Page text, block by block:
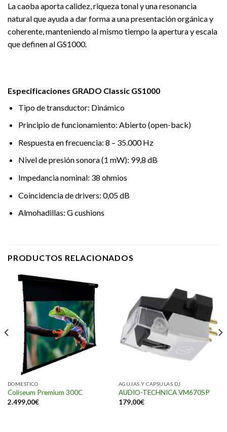
La caoba aporta calidez, riqueza tonal y una resonancia
natural que ayuda a dar forma a una presentación orgánica y
coherente, manteniendo al mismo tiempo la apertura y escala
que definen al GS1000.
Especificaciones GRADO Classic GS1000
Tipo de transductor: Dinámico
Principio de funcionamiento: Abierto (open-back)
Respuesta en frecuencia: 8 – 35.000 Hz
Nivel de presión sonora (1 mW): 99,8 dB
Impedancia nominal: 38 ohmios
Coincidencia de drivers: 0,05 dB
Almohadillas: G cushions
PRODUCTOS RELACIONADOS
DOMESTICO
Coliseum Premium 300C
2.499,00€
AGUJAS Y CAPSULAS DJ
AUDIO-TECHNICA VM670SP
179,00€